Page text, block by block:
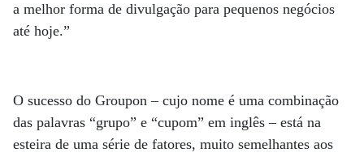
a melhor forma de divulgação para pequenos negócios
até hoje.”
O sucesso do Groupon – cujo nome é uma combinação
das palavras “grupo” e “cupom” em inglês – está na
esteira de uma série de fatores, muito semelhantes aos